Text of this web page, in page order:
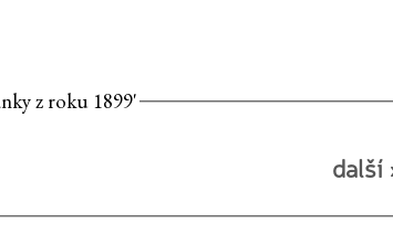
z roku 1899'
další